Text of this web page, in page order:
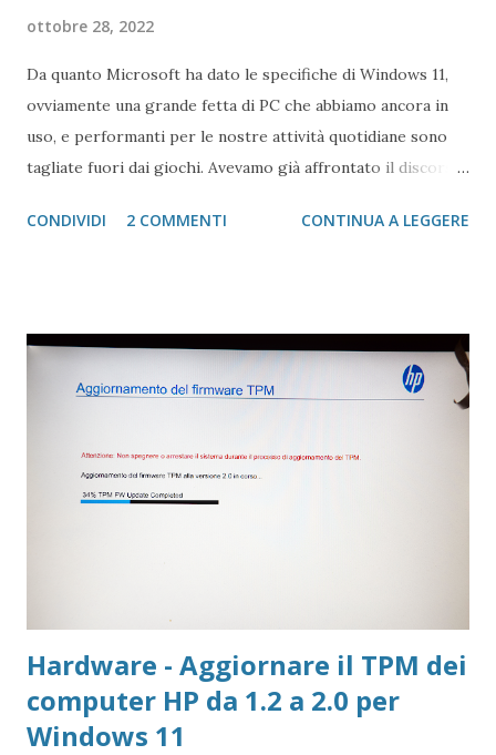
ottobre 28, 2022
Da quanto Microsoft ha dato le specifiche di Windows 11,
ovviamente una grande fetta di PC che abbiamo ancora in
uso, e performanti per le nostre attività quotidiane sono
tagliate fuori dai giochi. Avevamo già affrontato il discorso
11, che installammo usando una serie di applicazioni che
Windows 11 e/o superiori
CONDIVIDI 2 COMMENTI CONTINUA A LEGGERE
Hardware - Aggiornare il TPM dei
computer HP da 1.2 a 2.0 per
Windows 11